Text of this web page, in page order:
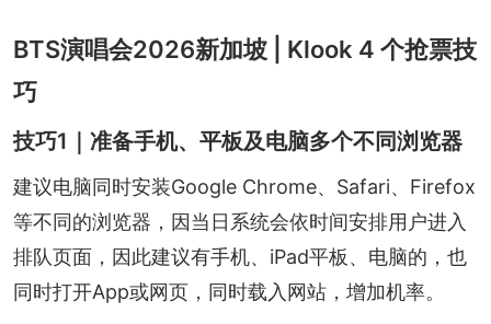
BTS演唱会2026新加坡 | Klook 4 个抢票技
巧
技巧1｜准备手机、平板及电脑多个不同浏览器
建议电脑同时安装Google Chrome、Safari、Firefox
等不同的浏览器，因当日系统会依时间安排用户进入
排队页面，因此建议有手机、iPad平板、电脑的，也
同时打开App或网页，同时载入网站，增加机率。